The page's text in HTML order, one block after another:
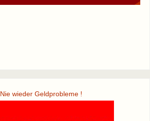
Nie wieder Geldprobleme !